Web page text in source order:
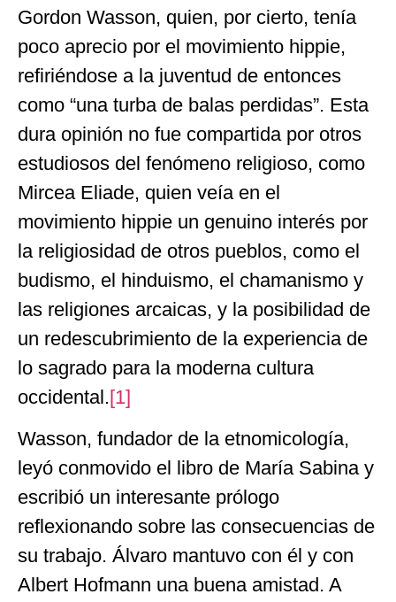
Gordon Wasson, quien, por cierto, tenía
poco aprecio por el movimiento hippie,
refiriéndose a la juventud de entonces
como “una turba de balas perdidas”. Esta
dura opinión no fue compartida por otros
estudiosos del fenómeno religioso, como
Mircea Eliade, quien veía en el
movimiento hippie un genuino interés por
la religiosidad de otros pueblos, como el
budismo, el hinduismo, el chamanismo y
las religiones arcaicas, y la posibilidad de
un redescubrimiento de la experiencia de
lo sagrado para la moderna cultura
occidental.[1]
Wasson, fundador de la etnomicología,
leyó conmovido el libro de María Sabina y
escribió un interesante prólogo
reflexionando sobre las consecuencias de
su trabajo. Álvaro mantuvo con él y con
Albert Hofmann una buena amistad. A